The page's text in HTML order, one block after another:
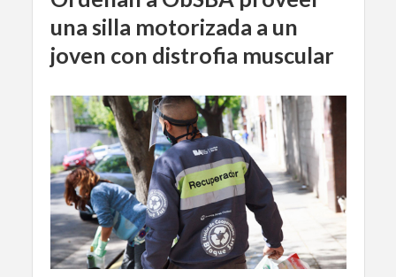
una silla motorizada a un
joven con distrofia muscular